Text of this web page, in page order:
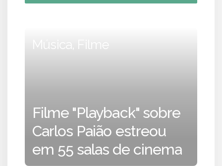
Música, Filme
Filme "Playback" sobre
Carlos Paião estreou
em 55 salas de cinema